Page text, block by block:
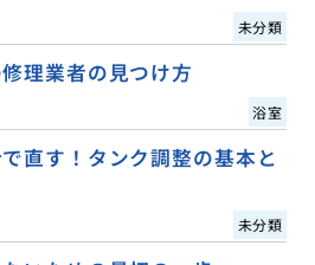
未分類
理業者の見つけ方
浴室
直す！タンク調整の基本と
未分類